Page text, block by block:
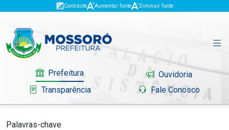
Contraste Aumentar fonte Diminuir fonte
Prefeitura
Ouvidoria
Transparência
Fale Conosco
Palavras-chave